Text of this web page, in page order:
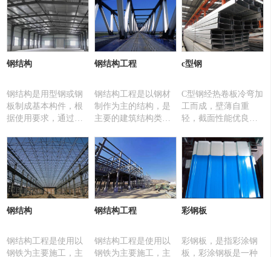
老客户携手合作、共创辉煌!
钢结构
钢结构是用型钢或钢
板制成基本构件，根
据使用要求，通过焊
法，按照相应规律组
成的承载机构叫钢结
构。
钢结构工程
钢结构工程是以钢材
制作为主的结构，是
主要的建筑结构类型
强度高、自重轻、整
体刚性好、变形能力
强，故用于建造大跨
度和超高、超重型的
建筑物特别适宜。材
好，属理想弹性体，
基本假定。
c型钢
C型钢经热卷板冷弯加
工而成，壁薄自重
轻，截面性能优良，
相比，同等强度可节
约材料30%。
钢结构
钢结构工程是使用以
钢铁为主要施工，主
钢结构工程
钢结构工程是使用以
钢铁为主要施工，主
彩钢板
彩钢板，是指彩涂钢
板，彩涂钢板是一种